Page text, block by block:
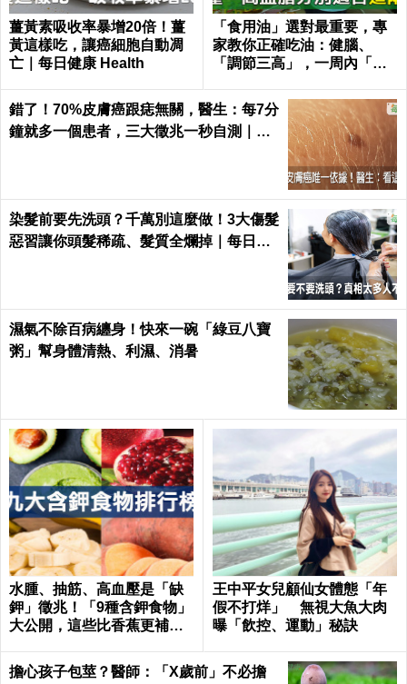
薑黃素吸收率暴增20倍！薑
黃這樣吃，讓癌細胞自動凋
亡｜每日健康 Health
「食用油」選對最重要，專
家教你正確吃油：健腦、
「調節三高」，一周內「膽
康 Health
錯了！70%皮膚癌跟痣無關，醫生：每7分
鐘就多一個患者，三大徵兆一秒自測｜每
染髮前要先洗頭？千萬別這麼做！3大傷髮
惡習讓你頭髮稀疏、髮質全爛掉｜每日健
濕氣不除百病纏身！快來一碗「綠豆八寶
粥」幫身體清熱、利濕、消暑
水腫、抽筋、高血壓是「缺
鉀」徵兆！「9種含鉀食物」
大公開，這些比香蕉更補鉀
王中平女兒顧仙女體態「年
假不打烊」 無視大魚大肉
曝「飲控、運動」秘訣
擔心孩子包莖？醫師：「X歲前」不必擔